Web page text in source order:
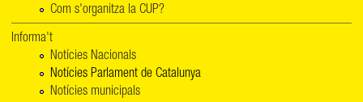
Com s'organitza la CUP?
Informa't
Notícies Nacionals
Notícies Parlament de Catalunya
Notícies municipals